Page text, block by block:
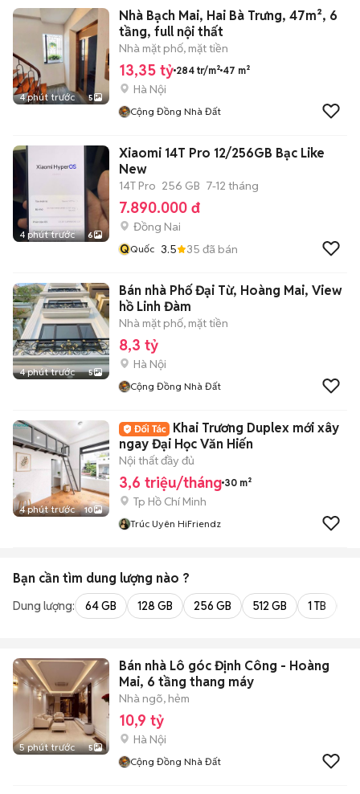
4 phút trước 5
Nhà Bạch Mai, Hai Bà Trưng, 47m², 6
tầng, full nội thất
Nhà mặt phố, mặt tiền
13,35 tỷ 284 tr/m² 47 m²
Hà Nội
Cộng Đồng Nhà Đất
4 phút trước 6
Xiaomi 14T Pro 12/256GB Bạc Like
New
14T Pro 256 GB 7-12 tháng
7.890.000 đ
Đồng Nai
QQuốc 3.5 35 đã bán
4 phút trước 5
Bán nhà Phố Đại Từ, Hoàng Mai, View
hồ Linh Đàm
Nhà mặt phố, mặt tiền
8,3 tỷ
Hà Nội
Cộng Đồng Nhà Đất
4 phút trước 10
Khai Trương Duplex mới xây
ngay Đại Học Văn Hiến
Nội thất đầy đủ
3,6 triệu/tháng 30 m²
Tp Hồ Chí Minh
Trúc Uyên HiFriendz
Bạn cần tìm dung lượng nào ?
Dung lượng: 64 GB 128 GB 256 GB 512 GB 1 TB
5 phút trước 5
Bán nhà Lô góc Định Công - Hoàng
Mai, 6 tầng thang máy
Nhà ngõ, hẻm
10,9 tỷ
Hà Nội
Cộng Đồng Nhà Đất